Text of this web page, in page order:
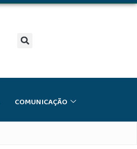
COMUNICAÇÃO